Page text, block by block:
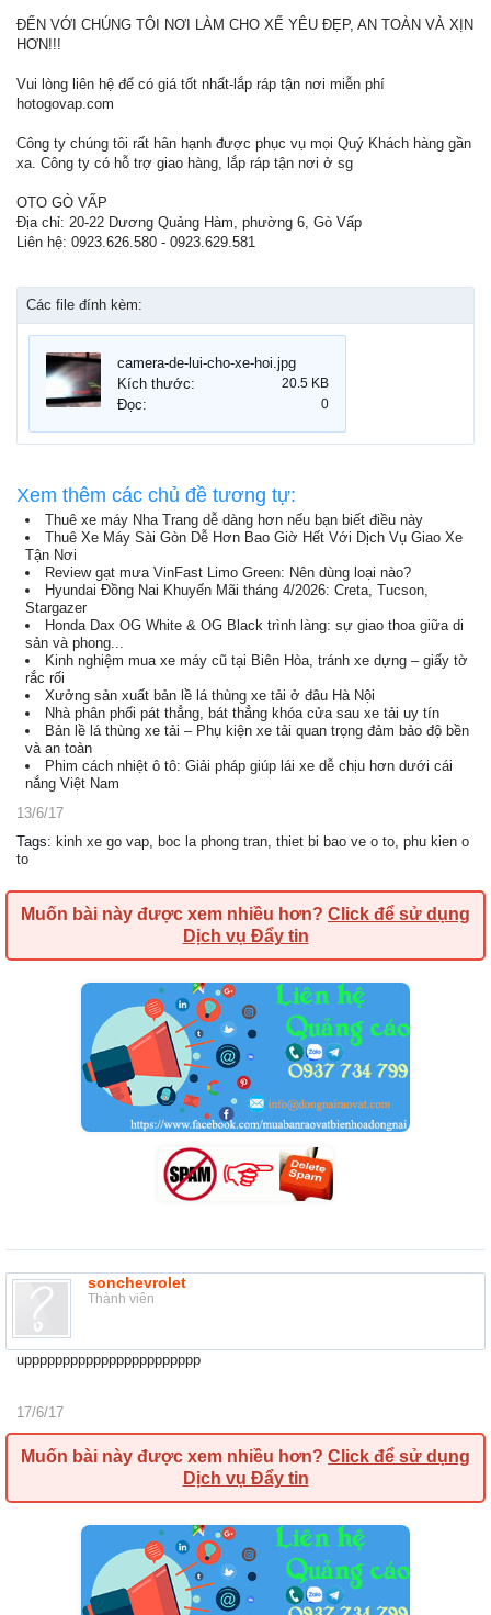
ĐẾN VỚI CHÚNG TÔI NƠI LÀM CHO XẾ YÊU ĐẸP, AN TOÀN VÀ XỊN
HƠN!!!
Vui lòng liên hệ để có giá tốt nhất-lắp ráp tận nơi miễn phí
hotogovap.com
Công ty chúng tôi rất hân hạnh được phục vụ mọi Quý Khách hàng gần
xa. Công ty có hỗ trợ giao hàng, lắp ráp tận nơi ở sg
OTO GÒ VẤP
Địa chỉ: 20-22 Dương Quảng Hàm, phường 6, Gò Vấp
Liên hệ: 0923.626.580 - 0923.629.581
Các file đính kèm:
camera-de-lui-cho-xe-hoi.jpg
Kích thước:
20.5 KB
Đọc: 0
Xem thêm các chủ đề tương tự:
Thuê xe máy Nha Trang dễ dàng hơn nếu bạn biết điều này
Thuê Xe Máy Sài Gòn Dễ Hơn Bao Giờ Hết Với Dịch Vụ Giao Xe
Tận Nơi
Review gạt mưa VinFast Limo Green: Nên dùng loại nào?
Hyundai Đồng Nai Khuyến Mãi tháng 4/2026: Creta, Tucson,
Stargazer
Honda Dax OG White & OG Black trình làng: sự giao thoa giữa di
sản và phong...
Kinh nghiệm mua xe máy cũ tại Biên Hòa, tránh xe dựng – giấy tờ
rắc rối
Xưởng sản xuất bản lề lá thùng xe tải ở đâu Hà Nội
Nhà phân phối pát thẳng, bát thẳng khóa cửa sau xe tải uy tín
Bản lề lá thùng xe tải – Phụ kiện xe tải quan trọng đảm bảo độ bền
và an toàn
Phim cách nhiệt ô tô: Giải pháp giúp lái xe dễ chịu hơn dưới cái
nắng Việt Nam
13/6/17
Tags: kinh xe go vap, boc la phong tran, thiet bi bao ve o to, phu kien o
to
Muốn bài này được xem nhiều hơn? Click để sử dụng
Dịch vụ Đẩy tin
sonchevrolet
Thành viên
uppppppppppppppppppppppp
17/6/17
Muốn bài này được xem nhiều hơn? Click để sử dụng
Dịch vụ Đẩy tin